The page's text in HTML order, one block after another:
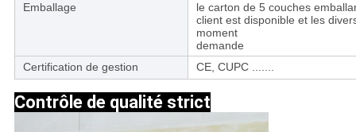
Emballage
le carton de 5 couches
client est disponible et les
moment
demande
Certification de gestion
CE, CUPC .......
Contrôle de qualité strict